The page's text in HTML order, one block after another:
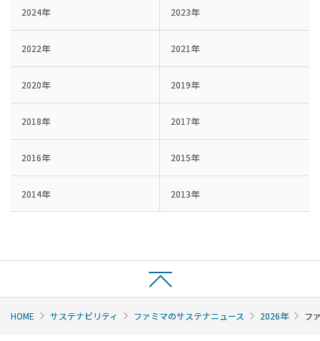
2024年 2023年
2022年 2021年
2020年 2019年
2018年 2017年
2016年 2015年
2014年 2013年
HOME サステナビリティ ファミマのサステナニュース 2026年 フ